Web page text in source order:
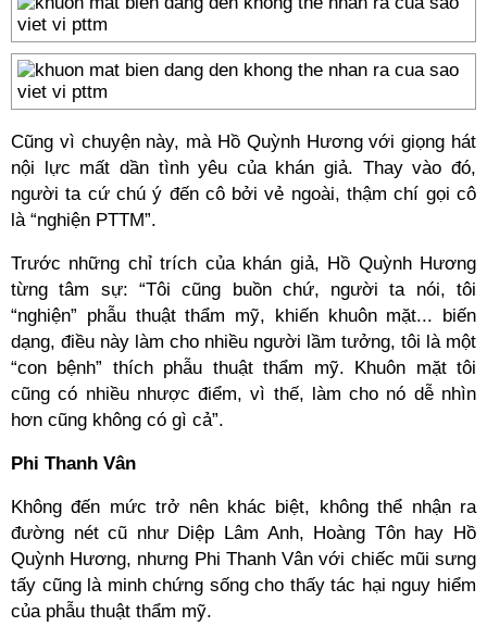
Cũng vì chuyện này, mà Hồ Quỳnh Hương với giọng hát
nội lực mất dần tình yêu của khán giả. Thay vào đó,
người ta cứ chú ý đến cô bởi vẻ ngoài, thậm chí gọi cô
là “nghiện PTTM”.
Trước những chỉ trích của khán giả, Hồ Quỳnh Hương
từng tâm sự: “Tôi cũng buồn chứ, người ta nói, tôi
“nghiện” phẫu thuật thẩm mỹ, khiến khuôn mặt... biến
dạng, điều này làm cho nhiều người lầm tưởng, tôi là một
“con bệnh” thích phẫu thuật thẩm mỹ. Khuôn mặt tôi
cũng có nhiều nhược điểm, vì thế, làm cho nó dễ nhìn
hơn cũng không có gì cả”.
Phi Thanh Vân
Không đến mức trở nên khác biệt, không thể nhận ra
đường nét cũ như Diệp Lâm Anh, Hoàng Tôn hay Hồ
Quỳnh Hương, nhưng Phi Thanh Vân với chiếc mũi sưng
tấy cũng là minh chứng sống cho thấy tác hại nguy hiểm
của phẫu thuật thẩm mỹ.